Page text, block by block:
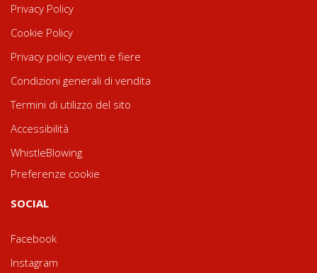
Privacy Policy
Cookie Policy
Privacy policy eventi e fiere
Condizioni generali di vendita
Termini di utilizzo del sito
Accessibilità
WhistleBlowing
Preferenze cookie
SOCIAL
Facebook
Instagram